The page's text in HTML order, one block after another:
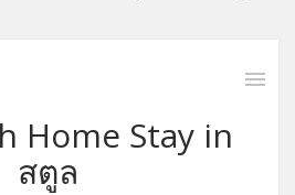
Home Stay in
สตูล